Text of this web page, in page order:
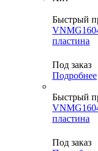
Быстрый
пластина
Под заказ
Подробнее
Быстрый
пластина
Под заказ